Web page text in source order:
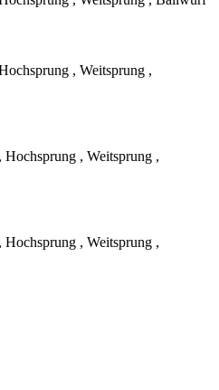
, Weitsprung ,
, Weitsprung ,
, Weitsprung ,